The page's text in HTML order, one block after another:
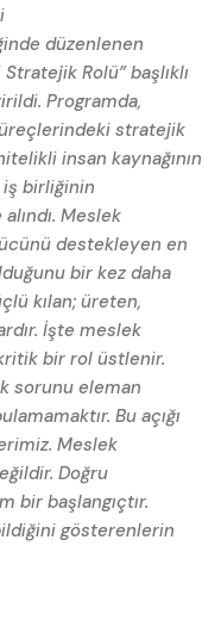
düzenlenen
Rolü” başlıklı
Programda,
stratejik
insan kaynağının
birliğinin
Meslek
destekleyen en
bir kez daha
kılan; üreten,
İşte meslek
bir rol üstlenir.
sorunu eleman
Bu açığı
Meslek
Doğru
bir başlangıçtır.
gösterenlerin